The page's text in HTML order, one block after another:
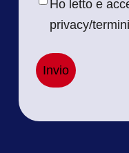
Ho letto e
privacy/